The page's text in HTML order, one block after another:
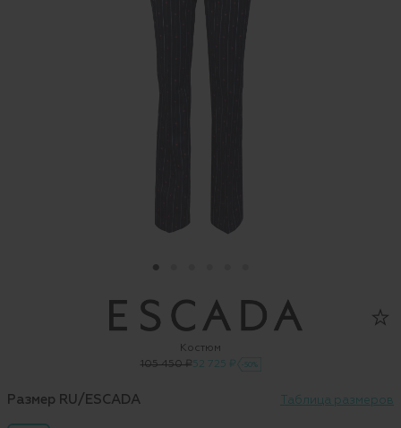
Костюм
105 450 ₽52 725 ₽ -50%
Размер RU/ESCADA Таблица размеров